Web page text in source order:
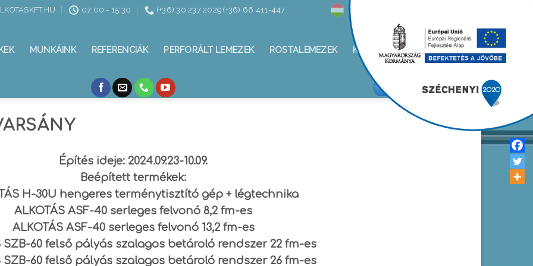
07:00 - 15:30 (+36) 30 237 2029 (+36) 66 411-447
MUNKÁINK REFERENCIÁK PERFORÁLT LEMEZEK ROSTALEMEZEK KAPCSOLAT
ALKOTÁS KFT/FACEBOOK
Építés ideje: 2024.09.23-10.09.
Beépített termékek:
H-30U hengeres terménytisztító gép + légtechnika
ALKOTÁS ASF-40 serleges felvonó 8,2 fm-es
ALKOTÁS ASF-40 serleges felvonó 13,2 fm-es
SZB-60 felső pályás szalagos betároló rendszer 22 fm-es
SZB-60 felső pályás szalagos betároló rendszer 26 fm-es